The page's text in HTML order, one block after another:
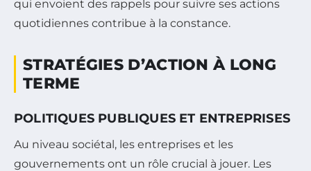
qui envoient des rappels pour suivre ses actions
quotidiennes contribue à la constance.
STRATÉGIES D’ACTION À LONG
TERME
POLITIQUES PUBLIQUES ET ENTREPRISES
Au niveau sociétal, les entreprises et les
gouvernements ont un rôle crucial à jouer. Les